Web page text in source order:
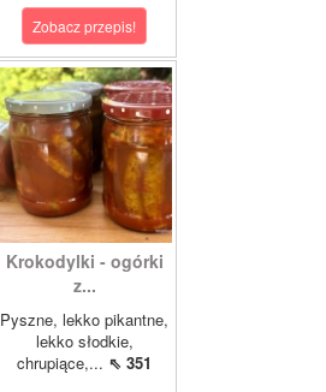
Zobacz przepis!
Krokodylki - ogórki
z...
Pyszne, lekko pikantne,
lekko słodkie,
chrupiące,... ⇖ 351